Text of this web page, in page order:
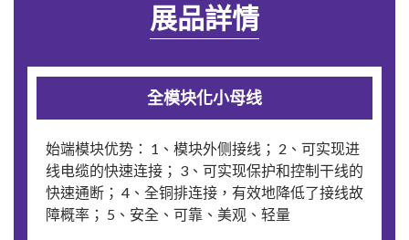
展品詳情
全模块化小母线
始端模块优势： 1、模块外侧接线； 2、可实现进
线电缆的快速连接； 3、可实现保护和控制干线的
快速通断； 4、全铜排连接，有效地降低了接线故
障概率； 5、安全、可靠、美观、轻量